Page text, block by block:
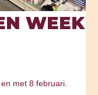
WEEK
met 8 februari.